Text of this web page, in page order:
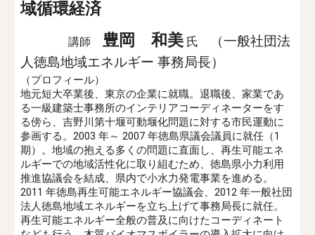
域循環経済
講師 豊岡 和美 氏
（一般社団法
人徳島地域エネルギー 事務局長）
（プロフィール）
地元短大卒業後、東京の企業に就職。退職後、家業であ
る一級建築士事務所のインテリアコーディネーターをす
る傍ら、吉野川第十堰可動堰化問題に対する市民運動に
参画する。2003 年～ 2007 年徳島県議会議員に就任（1
期）。地域の抱える多くの問題に直面し、再生可能エネ
ルギーでの地域活性化に取り組むため、徳島県小力利用
推進協議会を結成、県内で小水力発電事業を進める。
2011 年徳島再生可能エネルギー協議会、2012 年一般社団
法人徳島地域エネルギーを立ち上げて事務局長に就任。
再生可能エネルギー全般の普及に向けたコーディネート